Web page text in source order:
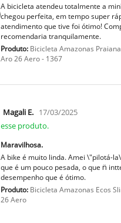
A bicicleta atendeu totalmente a
chegou perfeita, em tempo super
atendimento que tive foi ótimo!
recomendaria tranquilamente.
Produto:Bicicleta Amazonas
Aro 26 Aero - 1367
Magali E. 17/03/2025
produto.
Maravilhosa.
A bike é muito linda. Amei \"pilotá-
que é um pouco pesada, o que n̈
desempenho que é ótimo.
Produto:Bicicleta Amazonas Ecos
26 Aero